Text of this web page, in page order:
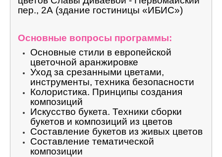
пер., 2А (здание гостиницы «ИБИС»)
Основные вопросы программы:
Основные стили в европейской
цветочной аранжировке
Уход за срезанными цветами,
инструменты, техника безопасности
Колористика. Принципы создания
композиций
Искусство букета. Техники сборки
букетов и композиций из цветов
Составление букетов из живых цветов
Составление тематической
композиции